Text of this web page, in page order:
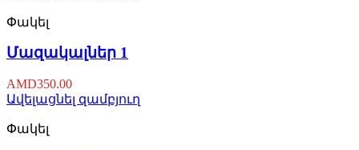
Փակել
Մազակալներ 1
AMD350.00
Ավելացնել զամբյուղ
Փակել